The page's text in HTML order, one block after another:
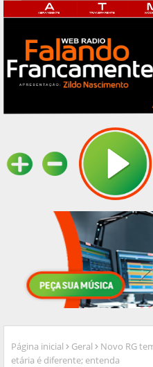
Página inicial Geral
Novo RG
etária é diferente; entenda